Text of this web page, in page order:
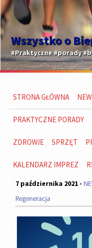
Wszystko o
#Praktyczne #porady
STRONA GŁÓWNA
PRAKTYCZNE PORADY
ZDROWIE SPRZĘT
KALENDARZ IMPREZ
7 października 2021 -
Regeneracja